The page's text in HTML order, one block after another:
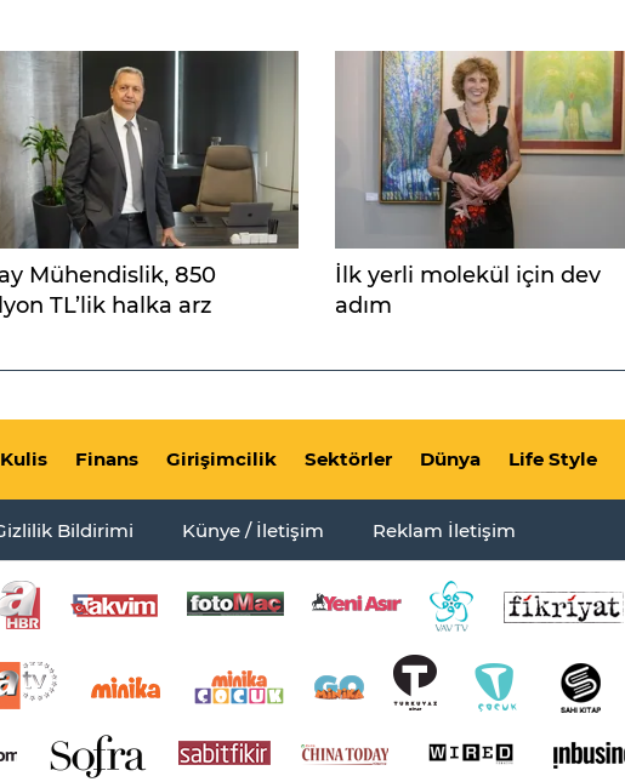
Mühendislik, 850
TL’lik halka arz
İlk yerli molekül için dev
adım
Finans Girişimcilik Sektörler Dünya Life Style
Bildirimi Künye / İletişim Reklam İletişim